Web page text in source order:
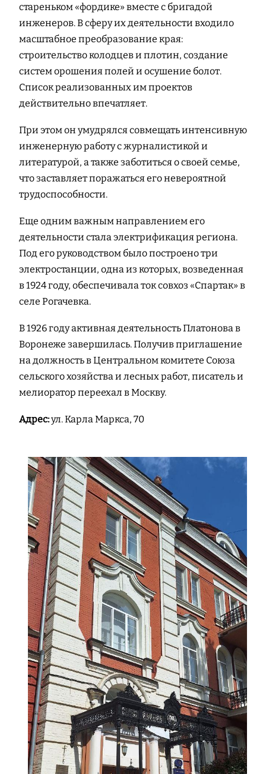
стареньком «фордике» вместе с бригадой
инженеров. В сферу их деятельности входило
масштабное преобразование края:
строительство колодцев и плотин, создание
систем орошения полей и осушение болот.
Список реализованных им проектов
действительно впечатляет.
При этом он умудрялся совмещать интенсивную
инженерную работу с журналистикой и
литературой, а также заботиться о своей семье,
что заставляет поражаться его невероятной
трудоспособности.
Еще одним важным направлением его
деятельности стала электрификация региона.
Под его руководством было построено три
электростанции, одна из которых, возведенная
в 1924 году, обеспечивала ток совхоз «Спартак» в
селе Рогачевка.
В 1926 году активная деятельность Платонова в
Воронеже завершилась. Получив приглашение
на должность в Центральном комитете Союза
сельского хозяйства и лесных работ, писатель и
мелиоратор переехал в Москву.
Адрес:ул. Карла Маркса, 70